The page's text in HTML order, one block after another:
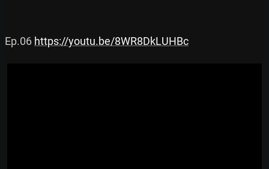
Ep.06 https://youtu.be/8WR8DkLUHBc